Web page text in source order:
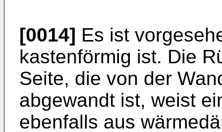
[0014] Es ist
kastenförmig ist. Die
Seite, die von der
abgewandt ist, weist
ebenfalls aus